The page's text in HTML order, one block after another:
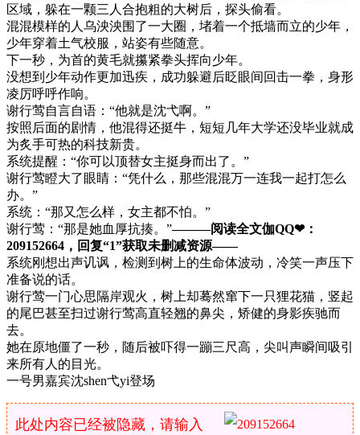
区域，躲在一颗三人合抱粗的大树后，探头偷看。
混混模样的人乌泱泱围了一大圈，堵着一个抵墙而立的少年，
少年穿着土气校服，站姿有些随意。
下一秒，为首的黄毛就攥紧拳头挥向少年。
没想到少年动作更加迅疾，成功躲避后眨眼间回击一拳，身形
凌厉呼呼作响。
谢行莺自言自语：“他就是沈弋啊。”
按照后面的剧情，他混得还挺牛，短短几年大学还没毕业就成
为炙手可热的科技新贵。
系统提醒：“你可以顶替女主挺身而出了。”
谢行莺瞪大了眼睛：“凭什么，那些混混万一连我一起打怎么
办。”
系统：“那又怎么样，女主都不怕。”
谢行莺：“那是她血厚抗揍。”———阅读全文伽QQ❤：
209152664，回复“1”获取未删减资源—​​​​—
系统刚想出声讥讽，检测到树上的生命体波动，冷笑一声压下
准备说的话。
谢行莺一门心思隔岸观火，树上却蓦然窜下一只狸花猫，竖起
的尾巴甚至扫过谢行莺高直轻翘的鼻尖，矫健的身影疾驰而
去。
她在原地僵了一秒，随后被吓得一蹦三尺高，尖叫声瞬间吸引
来所有人的目光。
一号男嘉宾沈shen弋yi登场
此处内容已经被隐藏，请输入